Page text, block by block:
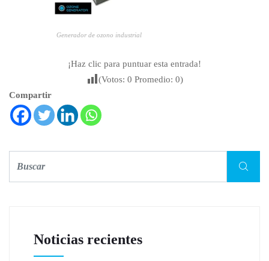
Generador de ozono industrial
¡Haz clic para puntuar esta entrada!
(Votos: 0 Promedio: 0)
Compartir
Noticias recientes